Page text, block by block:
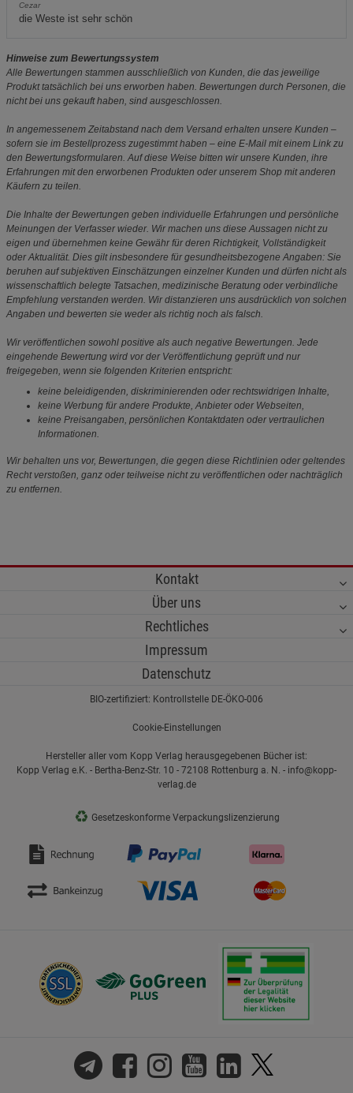
Cezar
die Weste ist sehr schön
Hinweise zum Bewertungssystem
Alle Bewertungen stammen ausschließlich von Kunden, die das jeweilige
Produkt tatsächlich bei uns erworben haben. Bewertungen durch Personen, die
nicht bei uns gekauft haben, sind ausgeschlossen.
In angemessenem Zeitabstand nach dem Versand erhalten unsere Kunden –
sofern sie im Bestellprozess zugestimmt haben – eine E-Mail mit einem Link zu
den Bewertungsformularen. Auf diese Weise bitten wir unsere Kunden, ihre
Erfahrungen mit den erworbenen Produkten oder unserem Shop mit anderen
Käufern zu teilen.
Die Inhalte der Bewertungen geben individuelle Erfahrungen und persönliche
Meinungen der Verfasser wieder. Wir machen uns diese Aussagen nicht zu
eigen und übernehmen keine Gewähr für deren Richtigkeit, Vollständigkeit
oder Aktualität. Dies gilt insbesondere für gesundheitsbezogene Angaben: Sie
beruhen auf subjektiven Einschätzungen einzelner Kunden und dürfen nicht als
wissenschaftlich belegte Tatsachen, medizinische Beratung oder verbindliche
Empfehlung verstanden werden. Wir distanzieren uns ausdrücklich von solchen
Angaben und bewerten sie weder als richtig noch als falsch.
Wir veröffentlichen sowohl positive als auch negative Bewertungen. Jede
eingehende Bewertung wird vor der Veröffentlichung geprüft und nur
freigegeben, wenn sie folgenden Kriterien entspricht:
keine beleidigenden, diskriminierenden oder rechtswidrigen Inhalte,
keine Werbung für andere Produkte, Anbieter oder Webseiten,
keine Preisangaben, persönlichen Kontaktdaten oder vertraulichen
Informationen.
Wir behalten uns vor, Bewertungen, die gegen diese Richtlinien oder geltendes
Recht verstoßen, ganz oder teilweise nicht zu veröffentlichen oder nachträglich
zu entfernen.
Kontakt
Über uns
Rechtliches
Impressum
Datenschutz
BIO-zertifiziert: Kontrollstelle DE-ÖKO-006
Cookie-Einstellungen
Hersteller aller vom Kopp Verlag herausgegebenen Bücher ist:
Kopp Verlag e.K. - Bertha-Benz-Str. 10 - 72108 Rottenburg a. N. - info@kopp-
verlag.de
♻ Gesetzeskonforme Verpackungslizenzierung